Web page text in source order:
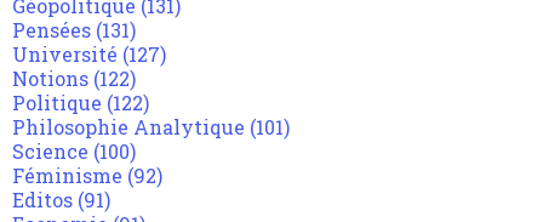
Géopolitique (131)
Pensées (131)
Université (127)
Notions (122)
Politique (122)
Philosophie Analytique (101)
Science (100)
Féminisme (92)
Editos (91)